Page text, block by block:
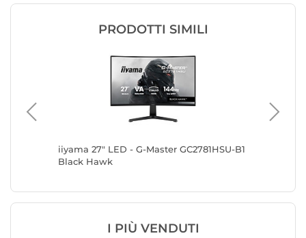
PRODOTTI SIMILI
iiyama 27" LED - G-Master GC2781HSU-B1
Black Hawk
I PIÙ VENDUTI